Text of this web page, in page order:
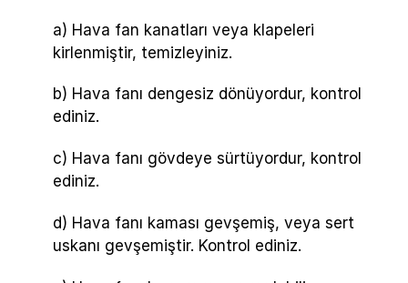
a) Hava fan kanatları veya klapeleri
kirlenmiştir, temizleyiniz.
b) Hava fanı dengesiz dönüyordur, kontrol
ediniz.
c) Hava fanı gövdeye sürtüyordur, kontrol
ediniz.
d) Hava fanı kaması gevşemiş, veya sert
uskanı gevşemiştir. Kontrol ediniz.